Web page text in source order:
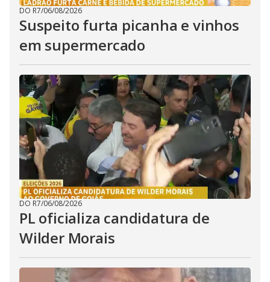
DO R7/06/08/2026
Suspeito furta picanha e vinhos
em supermercado
DO R7/06/08/2026
PL oficializa candidatura de
Wilder Morais